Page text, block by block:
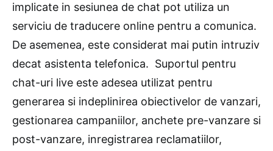
implicate in sesiunea de chat pot utiliza un
serviciu de traducere online pentru a comunica.
De asemenea, este considerat mai putin intruziv
decat asistenta telefonica. Suportul pentru
chat-uri live este adesea utilizat pentru
generarea si indeplinirea obiectivelor de vanzari,
gestionarea campaniilor, anchete pre-vanzare si
post-vanzare, inregistrarea reclamatiilor,